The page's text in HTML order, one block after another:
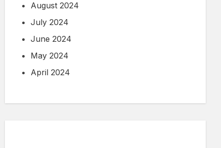
August 2024
July 2024
June 2024
May 2024
April 2024